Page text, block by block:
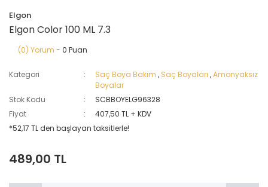
Elgon
Elgon Color 100 ML 7.3
(0) Yorum - 0 Puan
Kategori Saç Boya Bakım , Saç Boyaları ,Amonyaksız
Boyalar
Stok Kodu
SCBBOYELG96328
Fiyat
407,50 TL + KDV
*52,17 TL den başlayan taksitlerle!
489,00 TL